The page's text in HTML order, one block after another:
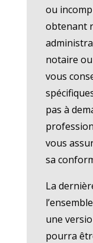
ou
obtenant
notaire
vous
pas à
vous
sa
La
une
pourra